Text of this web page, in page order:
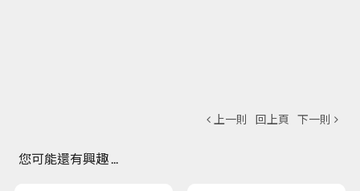
上一則 回上頁 下一則
您可能還有興趣 ...